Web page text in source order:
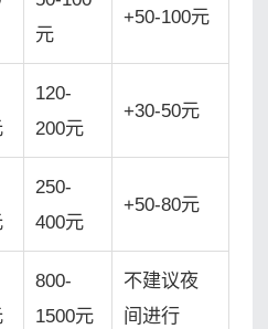
元
+50-100元
120-
200元
+30-50元
250-
400元
+50-80元
800-
1500元
不建议夜
间进行